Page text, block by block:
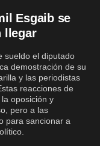
Esgaib se
llegar
sueldo el diputado
demostración de su
y las periodistas
reacciones de
oposición y
pero a las
para sancionar a